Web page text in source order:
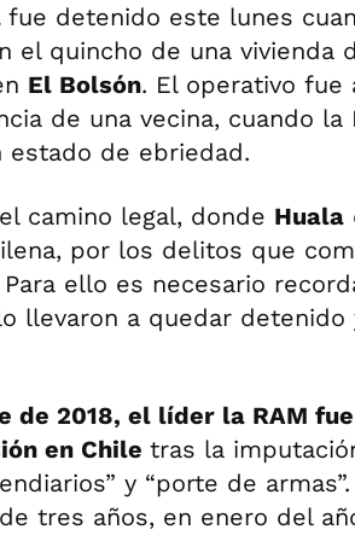
fue detenido este lunes
el quincho de una vivienda
El Bolsón. El operativo fue
de una vecina, cuando la
estado de ebriedad.
camino legal, donde Huala
por los delitos que
ello es necesario
llevaron a quedar detenido
de 2018, el líder la RAM
en Chile tras la
y “porte de
tres años, en enero del